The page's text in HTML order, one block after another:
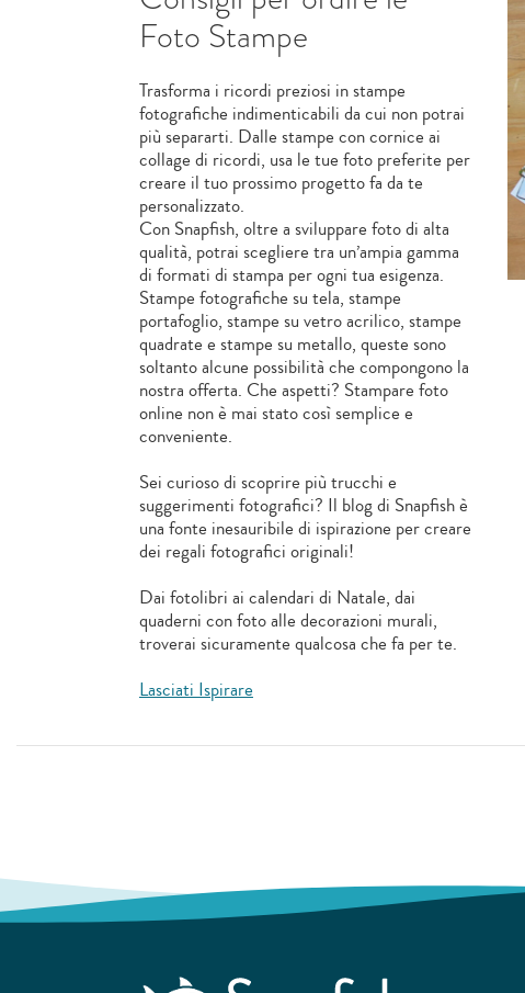
Foto Stampe
Trasforma i ricordi preziosi in stampe
fotografiche indimenticabili da cui non potrai
più separarti. Dalle stampe con cornice ai
collage di ricordi, usa le tue foto preferite per
creare il tuo prossimo progetto fa da te
personalizzato.
Con Snapfish, oltre a sviluppare foto di alta
qualità, potrai scegliere tra un’ampia gamma
di formati di stampa per ogni tua esigenza.
Stampe fotografiche su tela, stampe
portafoglio, stampe su vetro acrilico, stampe
quadrate e stampe su metallo, queste sono
soltanto alcune possibilità che compongono la
nostra offerta. Che aspetti? Stampare foto
online non è mai stato così semplice e
conveniente.
Sei curioso di scoprire più trucchi e
suggerimenti fotografici? Il blog di Snapfish è
una fonte inesauribile di ispirazione per creare
dei regali fotografici originali!
Dai fotolibri ai calendari di Natale, dai
quaderni con foto alle decorazioni murali,
troverai sicuramente qualcosa che fa per te.
Lasciati Ispirare